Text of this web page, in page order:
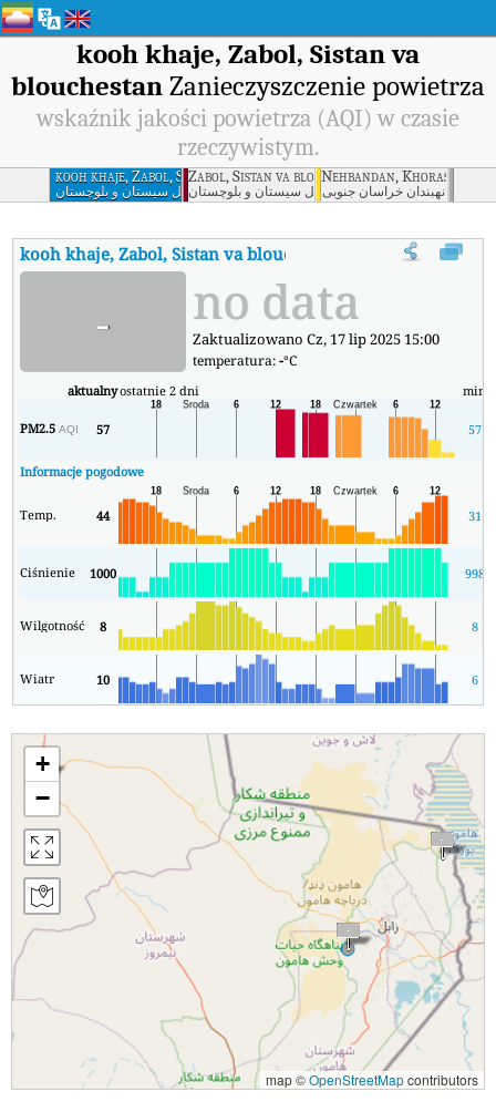
kooh khaje, Zabol, Sistan va
blouchestan Zanieczyszczenie powietrza
wskaźnik jakości powietrza (AQI) w czasie
rzeczywistym.
kooh khaje, Zabol, Sistan va blouchestan
کوه خواجه زابل سیستان و بلوچستان
Zabol, Sistan va blouchestan
زابل سیستان و بلوچستان
Nehbandan, Khorasan
نهبندان خراسان جنوبی
kooh khaje, Zabol, Sistan va blouchestan kooh khaje,
- no data
Zaktualizowano Cz, 17 lip 2025 15:00
temperatura:-°C
aktualnyostatnie 2 dni min
PM2.5AQI 57 57
Informacje pogodowe
Temp. 44 31
Ciśnienie 1000 998
Wilgotność 8 8
Wiatr 10 6
+
−
map ©OpenStreetMapcontributors